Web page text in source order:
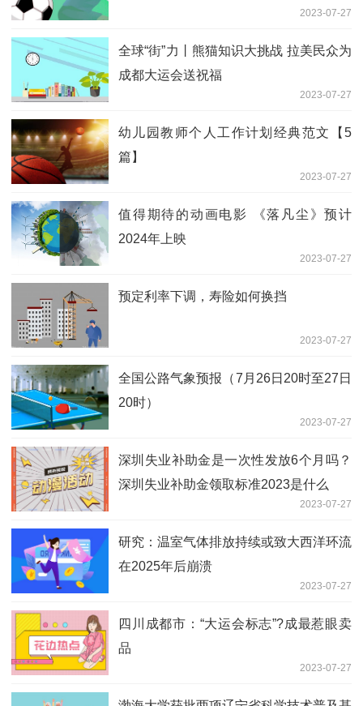
2023-07-27
全球“街”力丨熊猫知识大挑战 拉美民众为
成都大运会送祝福
2023-07-27
幼儿园教师个人工作计划经典范文【5
篇】
2023-07-27
值得期待的动画电影 《落凡尘》预计
2024年上映
2023-07-27
预定利率下调，寿险如何换挡
2023-07-27
全国公路气象预报（7月26日20时至27日
20时）
2023-07-27
深圳失业补助金是一次性发放6个月吗？
深圳失业补助金领取标准2023是什么
2023-07-27
研究：温室气体排放持续或致大西洋环流
在2025年后崩溃
2023-07-27
四川成都市：“大运会标志”?成最惹眼卖
品
2023-07-27